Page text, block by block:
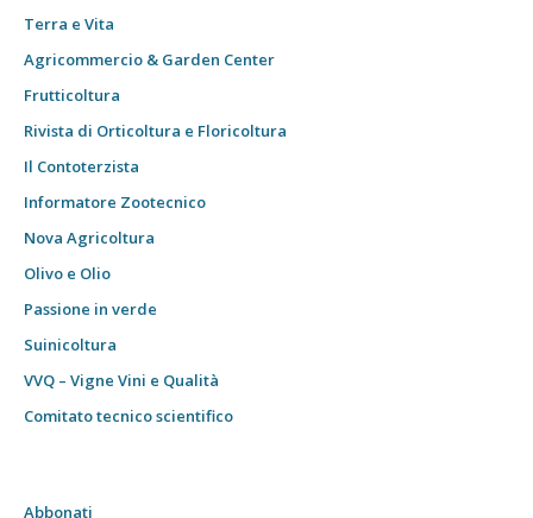
Terra e Vita
Agricommercio & Garden Center
Frutticoltura
Rivista di Orticoltura e Floricoltura
Il Contoterzista
Informatore Zootecnico
Nova Agricoltura
Olivo e Olio
Passione in verde
Suinicoltura
VVQ – Vigne Vini e Qualità
Comitato tecnico scientifico
Abbonati